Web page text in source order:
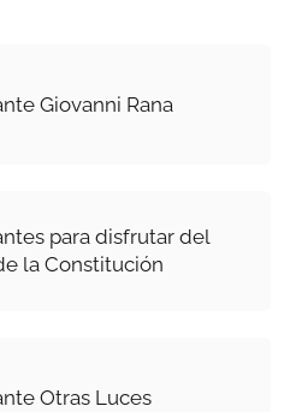
Giovanni Rana
para disfrutar del
la Constitución
Otras Luces